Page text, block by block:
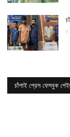
৫
চাঁপাই প্রেস ফেসবুক